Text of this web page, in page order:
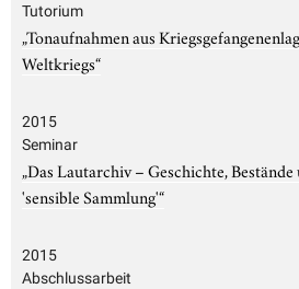
Tutorium
„Tonaufnahmen aus
Weltkriegs“
2015
Seminar
„Das Lautarchiv – Geschichte,
'sensible Sammlung'“
2015
Abschlussarbeit